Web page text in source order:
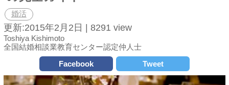
婚活
更新:2015年2月2日 | 8291 view
Toshiya Kishimoto
全国結婚相談業教育センター認定仲人士
Facebook
Tweet